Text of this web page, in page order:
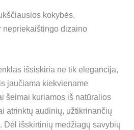
kokybės,
nepriekaištingo dizaino
išsiskiria ne tik elegancija,
jaučiama kiekviename
šeimai kuriamos iš natūralios
atrinktų audinių, užtikrinančių
Dėl išskirtinių medžiagų savybių